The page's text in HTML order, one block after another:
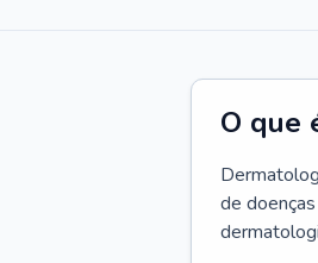
O que
de